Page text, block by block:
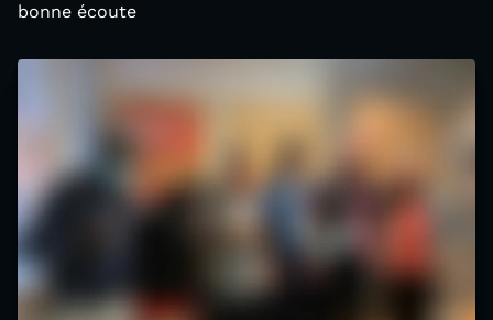
bonne écoute